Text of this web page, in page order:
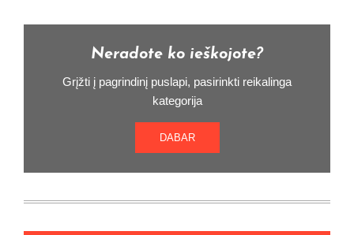
Neradote ko ieškojote?
Grįžti į pagrindinį puslapi, pasirinkti reikalinga
kategorija
DABAR